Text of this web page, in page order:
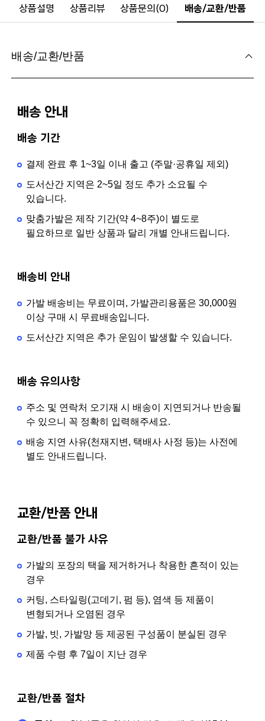
상품설명 상품리뷰 상품문의(0) 배송/교환/반품
배송/교환/반품
배송 안내
배송 기간
결제 완료 후 1~3일 이내 출고 (주말·공휴일 제외)
도서산간 지역은 2~5일 정도 추가 소요될 수
있습니다.
맞춤가발은 제작 기간(약 4~8주)이 별도로
필요하므로 일반 상품과 달리 개별 안내드립니다.
배송비 안내
가발 배송비는 무료이며, 가발관리용품은 30,000원
이상 구매 시 무료배송입니다.
도서산간 지역은 추가 운임이 발생할 수 있습니다.
배송 유의사항
주소 및 연락처 오기재 시 배송이 지연되거나 반송될
수 있으니 꼭 정확히 입력해주세요.
배송 지연 사유(천재지변, 택배사 사정 등)는 사전에
별도 안내드립니다.
교환/반품 안내
교환/반품 불가 사유
가발의 포장의 택을 제거하거나 착용한 흔적이 있는
경우
커팅, 스타일링(고데기, 펌 등), 염색 등 제품이
변형되거나 오염된 경우
가발, 빗, 가발망 등 제공된 구성품이 분실된 경우
제품 수령 후 7일이 지난 경우
교환/반품 절차